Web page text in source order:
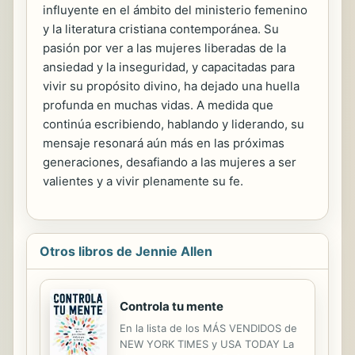
influyente en el ámbito del ministerio femenino
y la literatura cristiana contemporánea. Su
pasión por ver a las mujeres liberadas de la
ansiedad y la inseguridad, y capacitadas para
vivir su propósito divino, ha dejado una huella
profunda en muchas vidas. A medida que
continúa escribiendo, hablando y liderando, su
mensaje resonará aún más en las próximas
generaciones, desafiando a las mujeres a ser
valientes y a vivir plenamente su fe.
Otros libros de Jennie Allen
Controla tu mente
En la lista de los MÁS VENDIDOS de
NEW YORK TIMES y USA TODAY La